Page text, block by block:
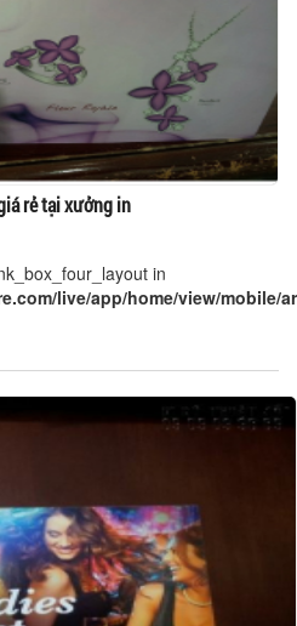
rẻ tại xưởng in
in
live/app/home/view/mobile/